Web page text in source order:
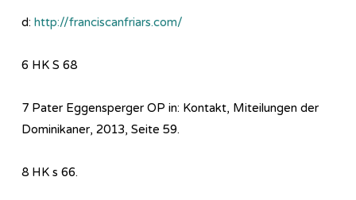
d: http://franciscanfriars.com/
6 HK S 68
7 Pater Eggensperger OP in: Kontakt, Miteilungen der
Dominikaner, 2013, Seite 59.
8 HK s 66.